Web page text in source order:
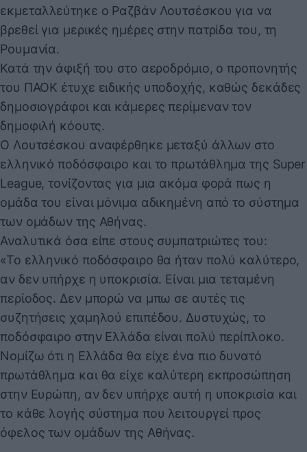
εκμεταλλεύτηκε ο Ραζβάν Λουτσέσκου για να
βρεθεί για μερικές ημέρες στην πατρίδα του, τη
Ρουμανία.
Κατά την άφιξή του στο αεροδρόμιο, ο προπονητής
του ΠΑΟΚ έτυχε ειδικής υποδοχής, καθώς δεκάδες
δημοσιογράφοι και κάμερες περίμεναν τον
δημοφιλή κόουτς.
Ο Λουτσέσκου αναφέρθηκε μεταξύ άλλων στο
ελληνικό ποδόσφαιρο και το πρωτάθλημα της Super
League, τονίζοντας για μια ακόμα φορά πως η
ομάδα του είναι μόνιμα αδικημένη από το σύστημα
των ομάδων της Αθήνας.
Αναλυτικά όσα είπε στους συμπατριώτες του:
«Το ελληνικό ποδόσφαιρο θα ήταν πολύ καλύτερο,
αν δεν υπήρχε η υποκρισία. Είναι μια τεταμένη
περίοδος. Δεν μπορώ να μπω σε αυτές τις
συζητήσεις χαμηλού επιπέδου. Δυστυχώς, το
ποδόσφαιρο στην Ελλάδα είναι πολύ περίπλοκο.
Νομίζω ότι η Ελλάδα θα είχε ένα πιο δυνατό
πρωτάθλημα και θα είχε καλύτερη εκπροσώπηση
στην Ευρώπη, αν δεν υπήρχε αυτή η υποκρισία και
το κάθε λογής σύστημα που λειτουργεί προς
όφελος των ομάδων της Αθήνας.